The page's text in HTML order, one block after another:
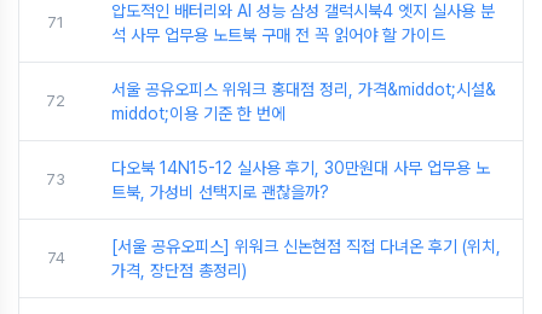
71
압도적인 배터리와 AI 성능 삼성 갤럭시북4 엣지 실사용 분
석 사무 업무용 노트북 구매 전 꼭 읽어야 할 가이드
72
서울 공유오피스 위워크 홍대점 정리, 가격&middot;시설&
middot;이용 기준 한 번에
73
다오북 14N15-12 실사용 후기, 30만원대 사무 업무용 노
트북, 가성비 선택지로 괜찮을까?
74
[서울 공유오피스] 위워크 신논현점 직접 다녀온 후기 (위치,
가격, 장단점 총정리)